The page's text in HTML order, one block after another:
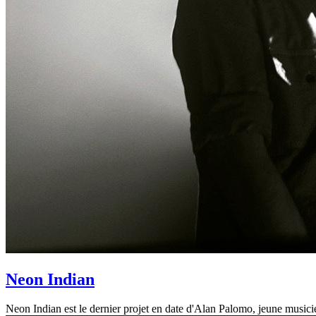
Neon Indian
Neon Indian est le dernier projet en date d'Alan Palomo, jeune